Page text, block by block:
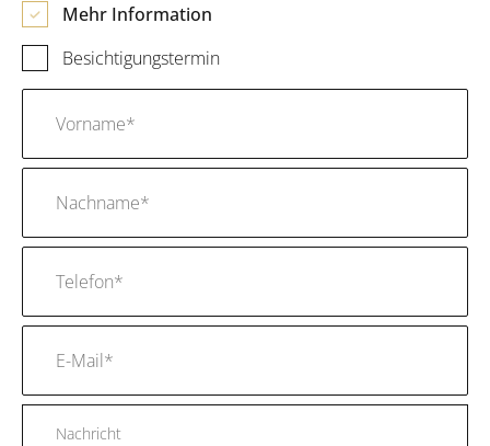
Mehr Information
Besichtigungstermin